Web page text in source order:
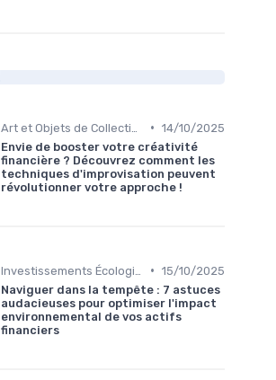
• 14/10/2025
Envie de booster votre créativité
financière ? Découvrez comment les
techniques d'improvisation peuvent
révolutionner votre approche !
• 15/10/2025
Naviguer dans la tempête : 7 astuces
audacieuses pour optimiser l'impact
environnemental de vos actifs
financiers